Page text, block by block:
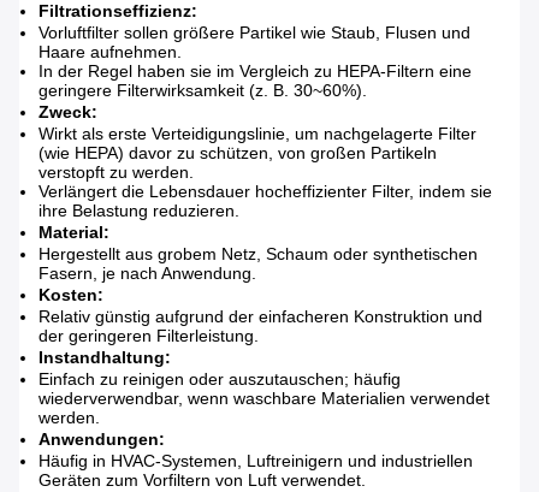
Filtrationseffizienz:
Vorluftfilter sollen größere Partikel wie Staub, Flusen und
Haare aufnehmen.
In der Regel haben sie im Vergleich zu HEPA-Filtern eine
geringere Filterwirksamkeit (z. B. 30~60%).
Zweck:
Wirkt als erste Verteidigungslinie, um nachgelagerte Filter
(wie HEPA) davor zu schützen, von großen Partikeln
verstopft zu werden.
Verlängert die Lebensdauer hocheffizienter Filter, indem sie
ihre Belastung reduzieren.
Material:
Hergestellt aus grobem Netz, Schaum oder synthetischen
Fasern, je nach Anwendung.
Kosten:
Relativ günstig aufgrund der einfacheren Konstruktion und
der geringeren Filterleistung.
Instandhaltung:
Einfach zu reinigen oder auszutauschen; häufig
wiederverwendbar, wenn waschbare Materialien verwendet
werden.
Anwendungen:
Häufig in HVAC-Systemen, Luftreinigern und industriellen
Geräten zum Vorfiltern von Luft verwendet.